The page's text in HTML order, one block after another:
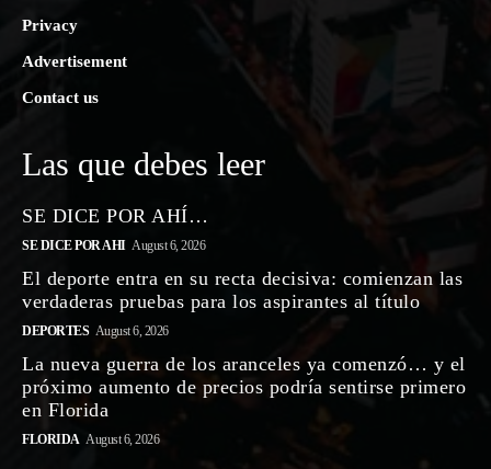
Privacy
Advertisement
Contact us
Las que debes leer
SE DICE POR AHÍ…
SE DICE POR AHI August 6, 2026
El deporte entra en su recta decisiva: comienzan las
verdaderas pruebas para los aspirantes al título
DEPORTES August 6, 2026
La nueva guerra de los aranceles ya comenzó… y el
próximo aumento de precios podría sentirse primero
en Florida
FLORIDA August 6, 2026